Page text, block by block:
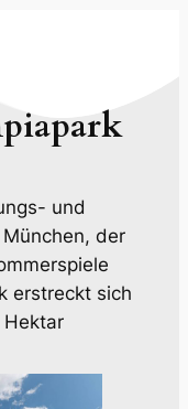
und
der
erstreckt sich
Hektar